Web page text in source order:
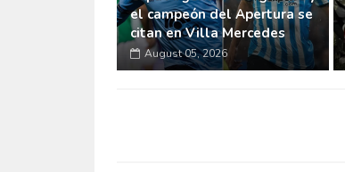
el campeón del Apertura se
citan en Villa Mercedes
August 05, 2026